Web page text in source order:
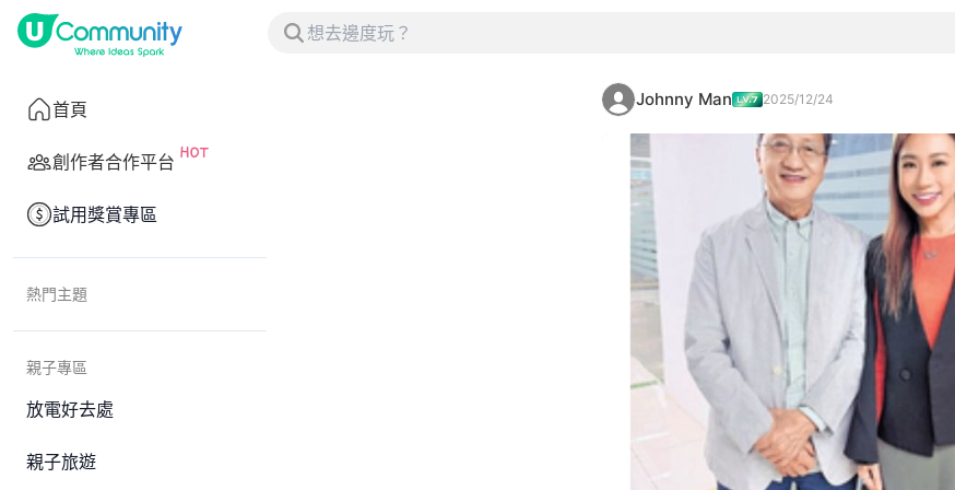
首頁
創作者合作平台
試用獎賞專區
熱門主題
親子專區
放電好去處
親子旅遊
Johnny Man 2025/12/24